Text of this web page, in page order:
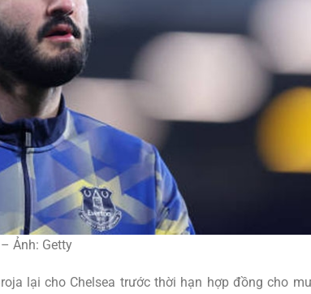
Ảnh: Getty
lại cho Chelsea trước thời hạn hợp đồng cho